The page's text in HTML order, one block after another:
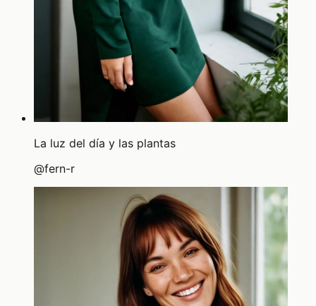
La luz del día y las plantas
@fern-r